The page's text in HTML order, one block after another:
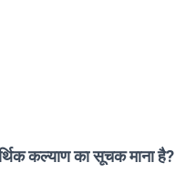
कल्याण का सूचक माना है?